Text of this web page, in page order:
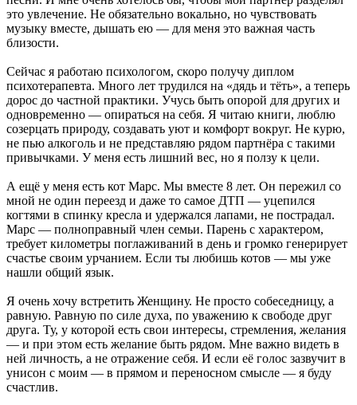
это увлечение. Не обязательно вокально, но чувствовать
музыку вместе, дышать ею — для меня это важная часть
близости.
Сейчас я работаю психологом, скоро получу диплом
психотерапевта. Много лет трудился на «дядь и тёть», а теперь
дорос до частной практики. Учусь быть опорой для других и
одновременно — опираться на себя. Я читаю книги, люблю
созерцать природу, создавать уют и комфорт вокруг. Не курю,
не пью алкоголь и не представляю рядом партнёра с такими
привычками. У меня есть лишний вес, но я ползу к цели.
А ещё у меня есть кот Марс. Мы вместе 8 лет. Он пережил со
мной не один переезд и даже то самое ДТП — уцепился
когтями в спинку кресла и удержался лапами, не пострадал.
Марс — полноправный член семьи. Парень с характером,
требует километры поглаживаний в день и громко генерирует
счастье своим урчанием. Если ты любишь котов — мы уже
нашли общий язык.
Я очень хочу встретить Женщину. Не просто собеседницу, а
равную. Равную по силе духа, по уважению к свободе друг
друга. Ту, у которой есть свои интересы, стремления, желания
— и при этом есть желание быть рядом. Мне важно видеть в
ней личность, а не отражение себя. И если её голос зазвучит в
унисон с моим — в прямом и переносном смысле — я буду
счастлив.